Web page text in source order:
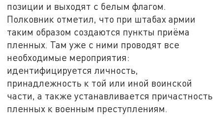
позиции и выходят с белым флагом.
Полковник отметил, что при штабах армии
таким образом создаются пункты приёма
пленных. Там уже с ними проводят все
необходимые мероприятия:
идентифицируется личность,
принадлежность к той или иной воинской
части, а также устанавливается причастность
пленных к военным преступлениям.